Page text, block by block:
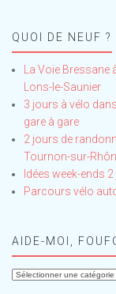
QUOI DE NEUF ?
La Voie
Lons-le-Saunier
3 jours à vélo
gare à gare
2 jours de
Tournon-sur-
Idées week-ends
Parcours vélo
AIDE-MOI,
Aide-